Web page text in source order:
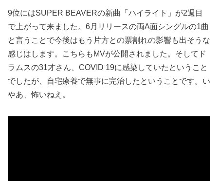
9位にはSUPER BEAVERの新曲「ハイライト」が2週目
で上がって来ました。6月リリースの両A面シングルの1曲
と言うことで今後はもう片方との票割れの影響も出そうな
感じはします。こちらもMVが公開されました。そしてド
ラムスの31才さん、COVID 19に感染していたということ
でしたが、自宅療養で無事に完治したということです。い
やあ、怖いねえ。